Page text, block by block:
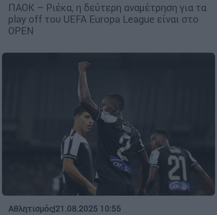
ΠΑΟΚ – Ριέκα, η δεύτερη αναμέτρηση για τα
play off του UEFA Europa League είναι στο
OPEN
Αθλητισμός|21.08.2025 10:55